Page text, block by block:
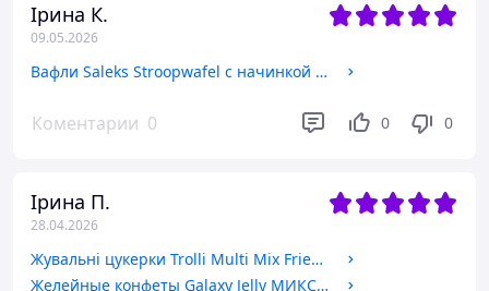
Ірина К.
09.05.2026
Вафли Saleks Stroopwafel с начинкой карамель 990 г (0617)
Коментарии 0 0 0
Ірина П.
28.04.2026
Жувальні цукерки Trolli Multi Mix Friends & Family Асорті 210 г (0163)
Желейные конфеты Galaxy Jelly МИКС 4 вкуса 500 г (0004)